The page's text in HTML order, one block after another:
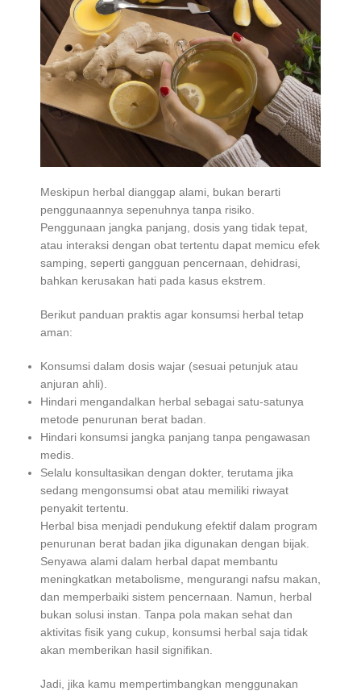
Meskipun herbal dianggap alami, bukan berarti
penggunaannya sepenuhnya tanpa risiko.
Penggunaan jangka panjang, dosis yang tidak tepat,
atau interaksi dengan obat tertentu dapat memicu efek
samping, seperti gangguan pencernaan, dehidrasi,
bahkan kerusakan hati pada kasus ekstrem.
Berikut panduan praktis agar konsumsi herbal tetap
aman:
Konsumsi dalam dosis wajar (sesuai petunjuk atau
anjuran ahli).
Hindari mengandalkan herbal sebagai satu-satunya
metode penurunan berat badan.
Hindari konsumsi jangka panjang tanpa pengawasan
medis.
Selalu konsultasikan dengan dokter, terutama jika
sedang mengonsumsi obat atau memiliki riwayat
penyakit tertentu.
Herbal bisa menjadi pendukung efektif dalam program
penurunan berat badan jika digunakan dengan bijak.
Senyawa alami dalam herbal dapat membantu
meningkatkan metabolisme, mengurangi nafsu makan,
dan memperbaiki sistem pencernaan. Namun, herbal
bukan solusi instan. Tanpa pola makan sehat dan
aktivitas fisik yang cukup, konsumsi herbal saja tidak
akan memberikan hasil signifikan.
Jadi, jika kamu mempertimbangkan menggunakan